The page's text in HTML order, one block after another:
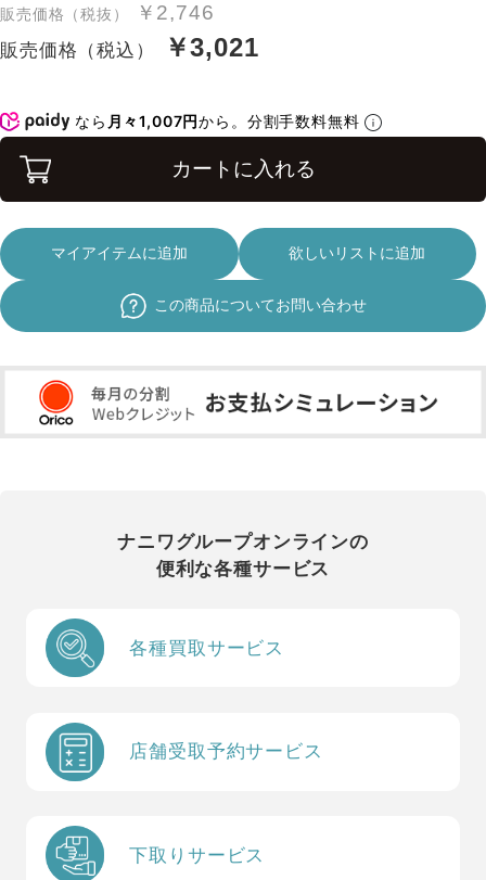
販売価格（税抜） ￥2,746
販売価格（税込） ￥3,021
なら 月々1,007円から。分割手数料無料
カートに入れる
マイアイテムに追加 欲しいリストに追加
この商品についてお問い合わせ
ナニワグループオンラインの
便利な各種サービス
各種買取サービス
店舗受取予約サービス
下取りサービス